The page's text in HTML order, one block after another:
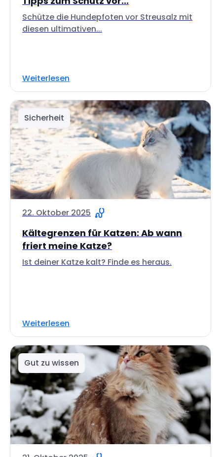
Schütze die Hundepfoten vor Streusalz mit
diesen ultimativen...
Weiterlesen
Sicherheit
22. Oktober 2025
Kältegrenzen für Katzen: Ab wann
friert meine Katze?
Ist deiner Katze kalt? Finde es heraus.
Weiterlesen
Gut zu wissen